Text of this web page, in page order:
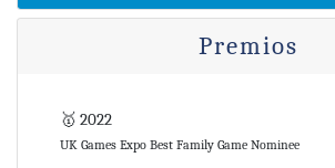
Premios
🥇 2022
UK Games Expo Best Family Game Nominee